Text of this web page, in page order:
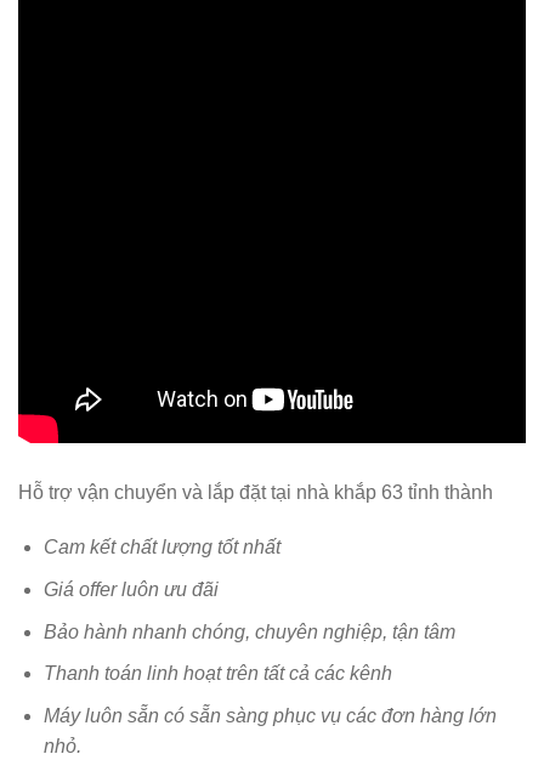
Hỗ trợ vận chuyển và lắp đặt tại nhà khắp 63 tỉnh thành
Cam kết chất lượng tốt nhất
Giá offer luôn ưu đãi
Bảo hành nhanh chóng, chuyên nghiệp, tận tâm
Thanh toán linh hoạt trên tất cả các kênh
Máy luôn sẵn có sẵn sàng phục vụ các đơn hàng lớn
nhỏ.